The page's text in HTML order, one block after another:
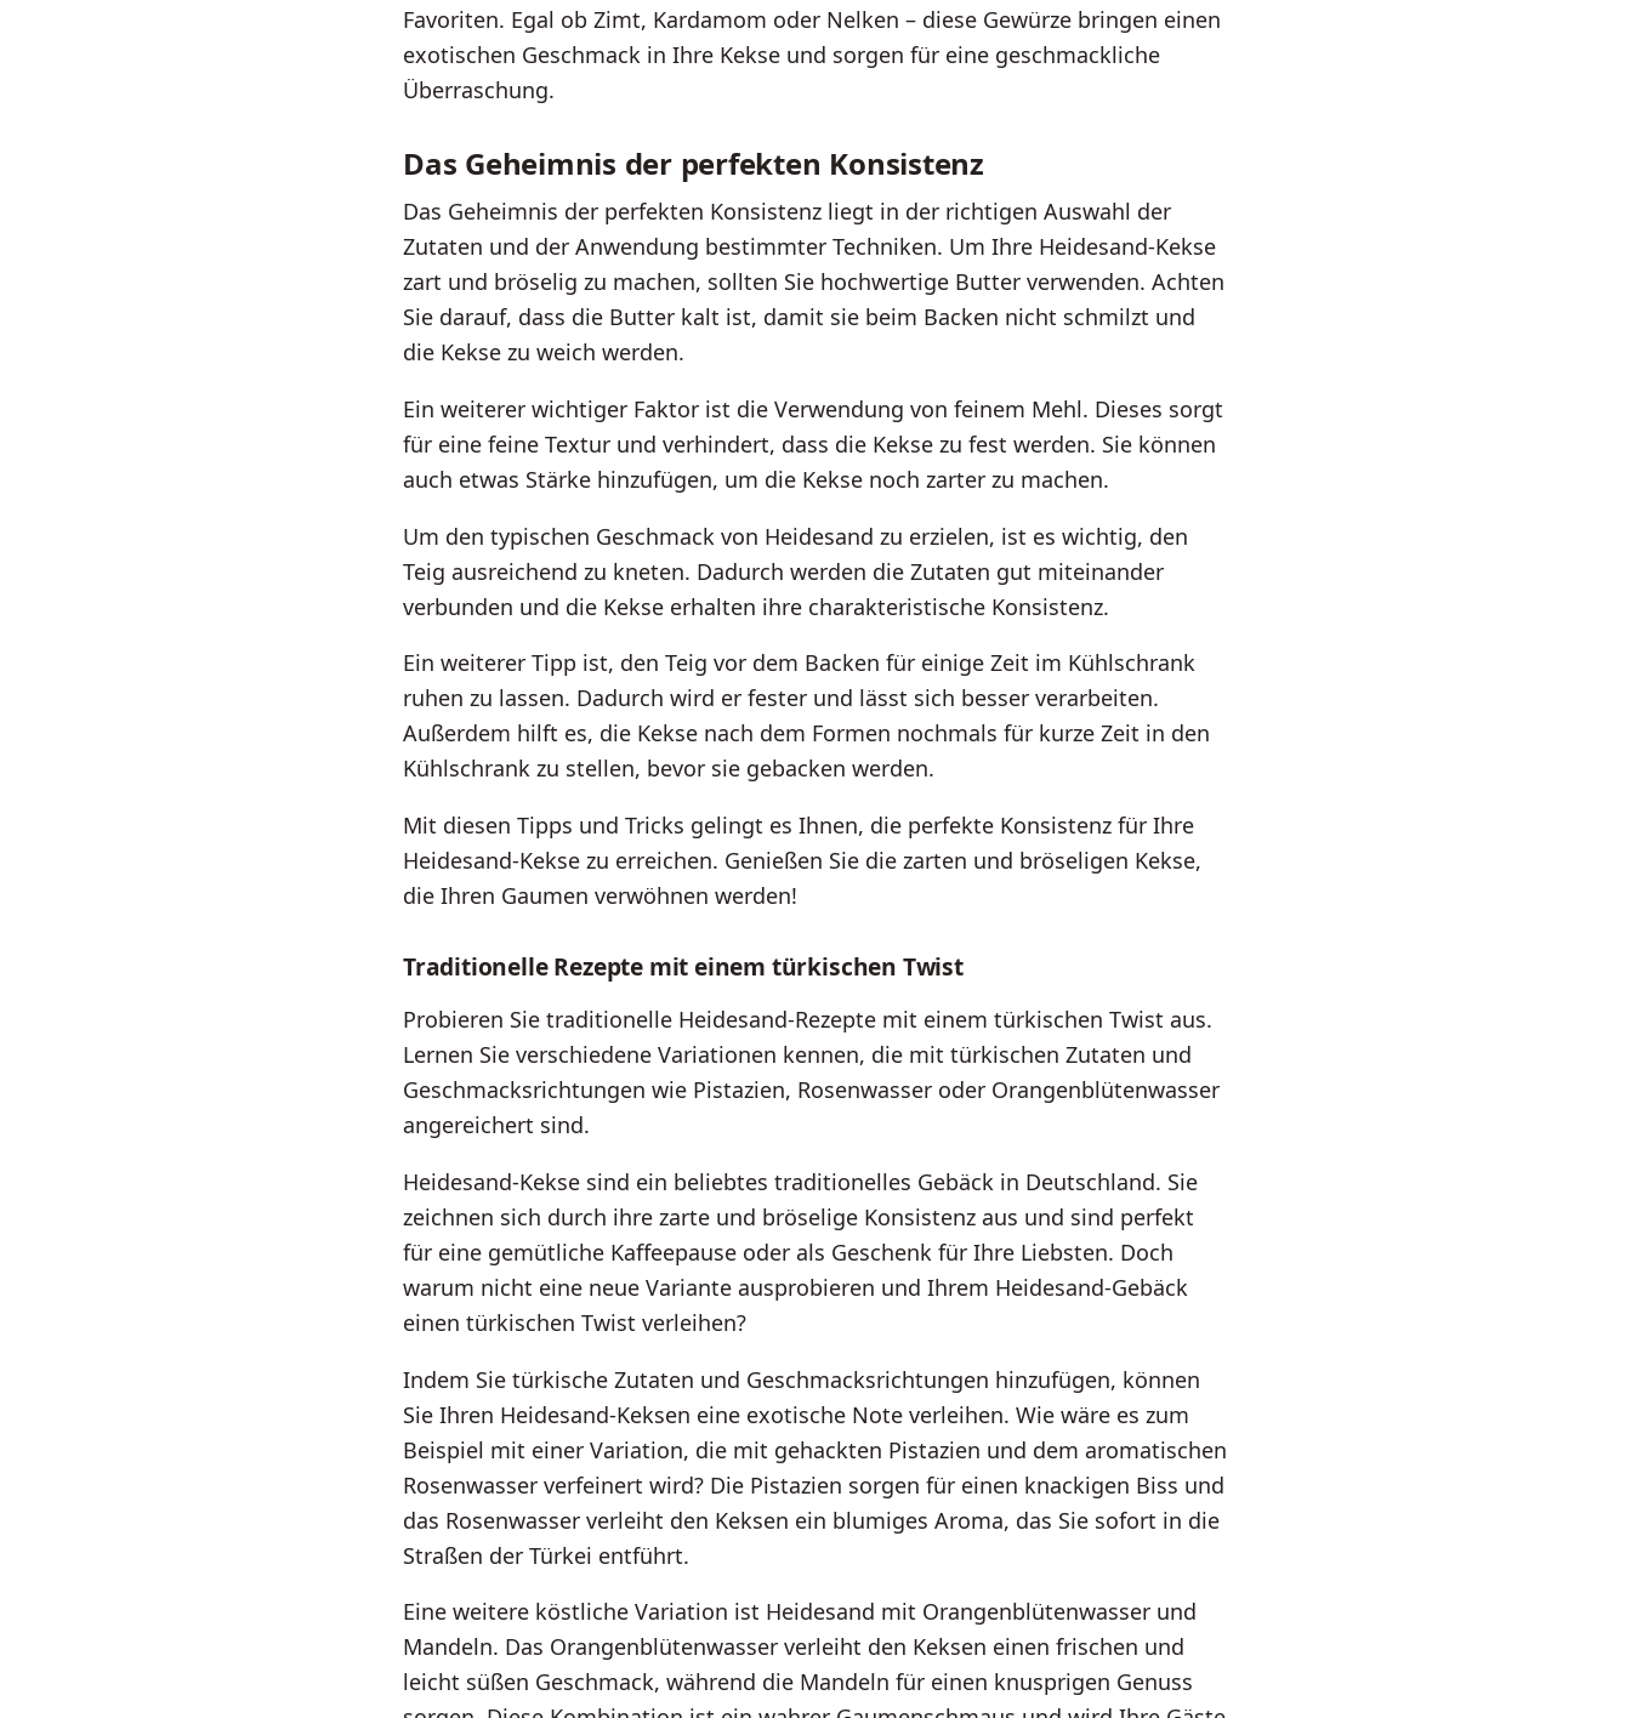
Favoriten. Egal ob Zimt, Kardamom oder Nelken – diese Gewürze bringen einen
exotischen Geschmack in Ihre Kekse und sorgen für eine geschmackliche
Überraschung.
Das Geheimnis der perfekten Konsistenz
Das Geheimnis der perfekten Konsistenz liegt in der richtigen Auswahl der
Zutaten und der Anwendung bestimmter Techniken. Um Ihre Heidesand-Kekse
zart und bröselig zu machen, sollten Sie hochwertige Butter verwenden. Achten
Sie darauf, dass die Butter kalt ist, damit sie beim Backen nicht schmilzt und
die Kekse zu weich werden.
Ein weiterer wichtiger Faktor ist die Verwendung von feinem Mehl. Dieses sorgt
für eine feine Textur und verhindert, dass die Kekse zu fest werden. Sie können
auch etwas Stärke hinzufügen, um die Kekse noch zarter zu machen.
Um den typischen Geschmack von Heidesand zu erzielen, ist es wichtig, den
Teig ausreichend zu kneten. Dadurch werden die Zutaten gut miteinander
verbunden und die Kekse erhalten ihre charakteristische Konsistenz.
Ein weiterer Tipp ist, den Teig vor dem Backen für einige Zeit im Kühlschrank
ruhen zu lassen. Dadurch wird er fester und lässt sich besser verarbeiten.
Außerdem hilft es, die Kekse nach dem Formen nochmals für kurze Zeit in den
Kühlschrank zu stellen, bevor sie gebacken werden.
Mit diesen Tipps und Tricks gelingt es Ihnen, die perfekte Konsistenz für Ihre
Heidesand-Kekse zu erreichen. Genießen Sie die zarten und bröseligen Kekse,
die Ihren Gaumen verwöhnen werden!
Traditionelle Rezepte mit einem türkischen Twist
Probieren Sie traditionelle Heidesand-Rezepte mit einem türkischen Twist aus.
Lernen Sie verschiedene Variationen kennen, die mit türkischen Zutaten und
Geschmacksrichtungen wie Pistazien, Rosenwasser oder Orangenblütenwasser
angereichert sind.
Heidesand-Kekse sind ein beliebtes traditionelles Gebäck in Deutschland. Sie
zeichnen sich durch ihre zarte und bröselige Konsistenz aus und sind perfekt
für eine gemütliche Kaffeepause oder als Geschenk für Ihre Liebsten. Doch
warum nicht eine neue Variante ausprobieren und Ihrem Heidesand-Gebäck
einen türkischen Twist verleihen?
Indem Sie türkische Zutaten und Geschmacksrichtungen hinzufügen, können
Sie Ihren Heidesand-Keksen eine exotische Note verleihen. Wie wäre es zum
Beispiel mit einer Variation, die mit gehackten Pistazien und dem aromatischen
Rosenwasser verfeinert wird? Die Pistazien sorgen für einen knackigen Biss und
das Rosenwasser verleiht den Keksen ein blumiges Aroma, das Sie sofort in die
Straßen der Türkei entführt.
Eine weitere köstliche Variation ist Heidesand mit Orangenblütenwasser und
Mandeln. Das Orangenblütenwasser verleiht den Keksen einen frischen und
leicht süßen Geschmack, während die Mandeln für einen knusprigen Genuss